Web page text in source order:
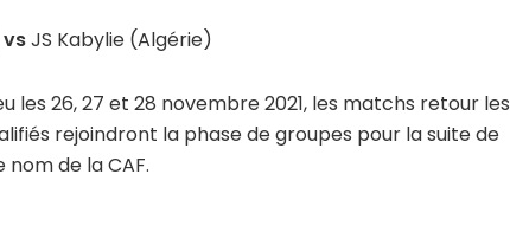
vsJS Kabylie (Algérie)
les 26, 27 et 28 novembre 2021, les matchs retour les
rejoindront la phase de groupes pour la suite de
de la CAF.